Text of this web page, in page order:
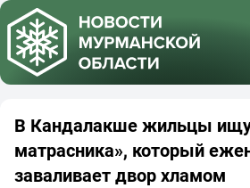
В Кандалакше жильцы
матрасника», который
заваливает двор хламом